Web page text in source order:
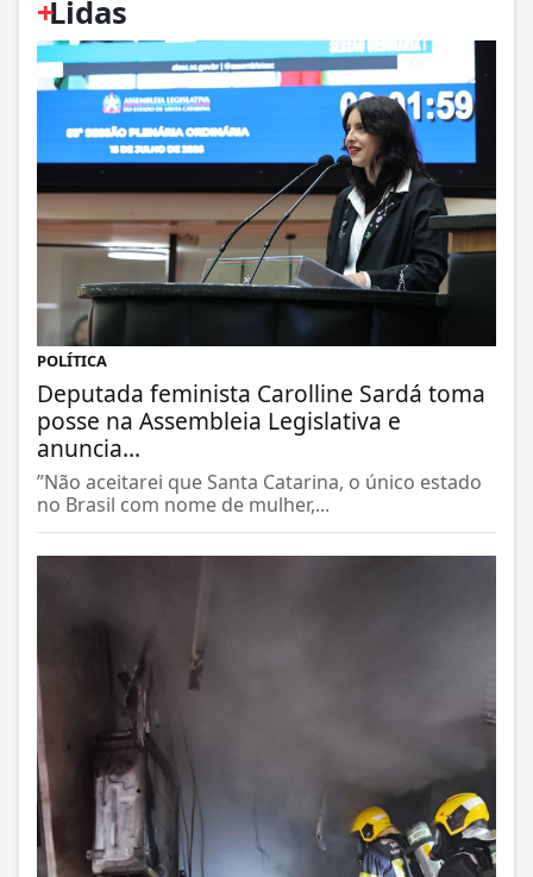
+
Lidas
POLÍTICA
Deputada feminista Carolline Sardá toma
posse na Assembleia Legislativa e
anuncia...
”Não aceitarei que Santa Catarina, o único estado
no Brasil com nome de mulher,...